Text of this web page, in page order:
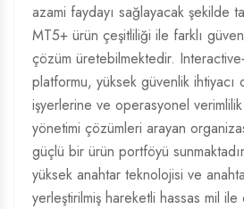
azami faydayı sağlayacak şekilde
MT5+ ürün çeşitliliği ile farklı
çözüm üretebilmektedir.
platformu, yüksek güvenlik ihtiyacı
işyerlerine ve operasyonel
yönetimi çözümleri arayan
güçlü bir ürün portföyü
yüksek anahtar teknolojisi ve
yerleştirilmiş hareketli hassas mil